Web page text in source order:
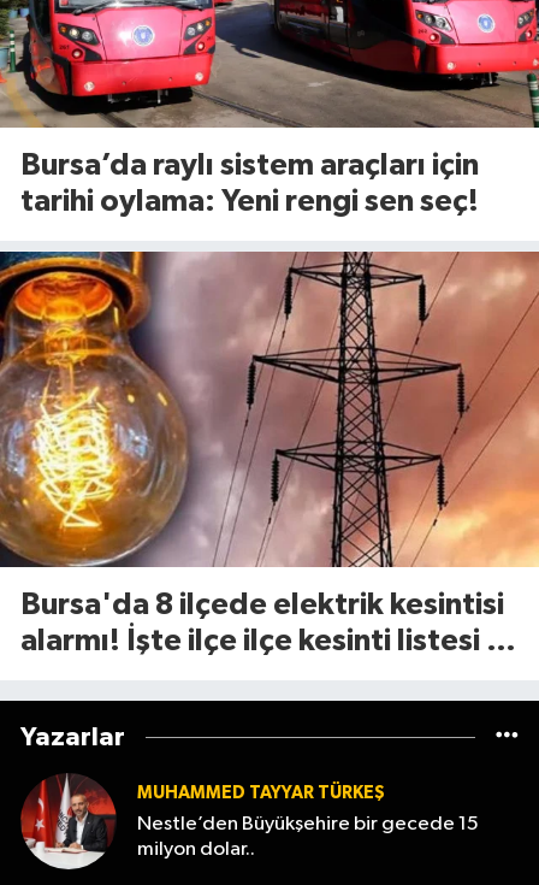
Bursa’da raylı sistem araçları için
tarihi oylama: Yeni rengi sen seç!
Bursa'da 8 ilçede elektrik kesintisi
alarmı! İşte ilçe ilçe kesinti listesi (4
Yazarlar
MUHAMMED TAYYAR TÜRKEŞ
Nestle’den Büyükşehire bir gecede 15
milyon dolar..